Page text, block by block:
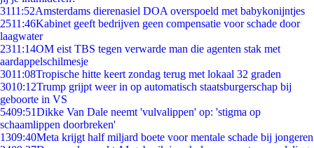
3111:52Amsterdams dierenasiel DOA overspoeld met babykonijntjes
2511:46Kabinet geeft bedrijven geen compensatie voor schade door
laagwater
2311:14OM eist TBS tegen verwarde man die agenten stak met
aardappelschilmesje
3011:08Tropische hitte keert zondag terug met lokaal 32 graden
3010:12Trump grijpt weer in op automatisch staatsburgerschap bij
geboorte in VS
5409:51Dikke Van Dale neemt 'vulvalippen' op: 'stigma op
schaamlippen doorbreken'
1309:40Meta krijgt half miljard boete voor mentale schade bij jongeren